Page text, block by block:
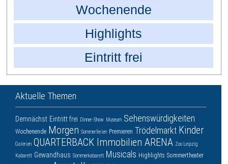
Wochenende
Highlights
Eintritt frei
Aktuelle Themen
Demnächst Eintritt frei Dinner-Show Museum Sehenswürdigkeiten
Wochenende Morgen Sommerferien Premieren Trödelmarkt Kinder
Galerien QUARTERBACK Immobilien ARENA Zoo Leipzig
Kabarett Gewandhaus Sommerkabarett Musicals Highlights Sommertheater